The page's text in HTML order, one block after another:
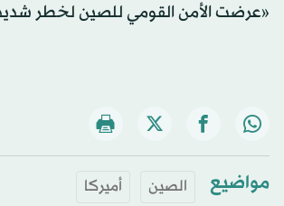
«عرضت الأمن القومي للصين لخطر
مواضيع الصين أميركا